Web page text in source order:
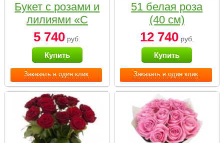
Заказать в один клик
Букет с розами и
лилиями «С
наилучшими
пожеланиями»
5 740 руб.
Купить
Заказать в один клик
51 белая роза
(40 см)
12 740руб.
Купить